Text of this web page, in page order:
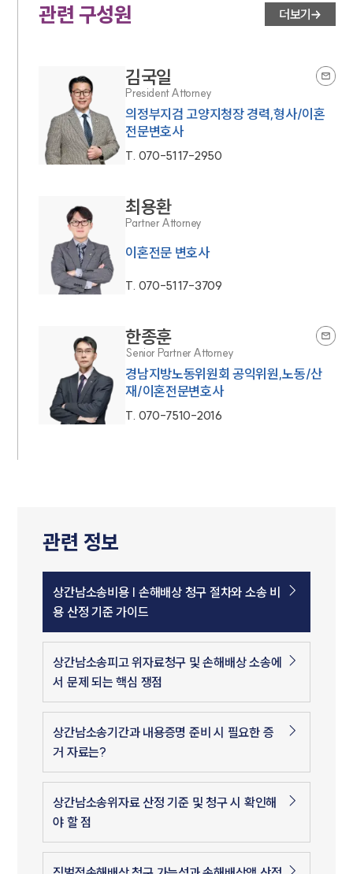
관련 구성원 더보기
김국일
President Attorney
의정부지검 고양지청장 경력,형사/이혼
전문변호사
T. 070-5117-2950
최용환
Partner Attorney
이혼전문 변호사
T. 070-5117-3709
한종훈
Senior Partner Attorney
경남지방노동위원회 공익위원,노동/산
재/이혼전문변호사
T. 070-7510-2016
관련 정보
상간남소송비용 | 손해배상 청구 절차와 소송 비
용 산정 기준 가이드
상간남소송피고 위자료청구 및 손해배상 소송에
서 문제 되는 핵심 쟁점
상간남소송기간과 내용증명 준비 시 필요한 증
거 자료는?
상간남소송위자료 산정 기준 및 청구 시 확인해
야 할 점